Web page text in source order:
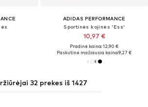
ADIDAS PERFORMANCE
Sportinės kojinės 'Ess'
10,97 €
Pradinė kaina: 12,90 €
Paskutinė mažiausia kaina:9,27 €
32 prekes iš 1427